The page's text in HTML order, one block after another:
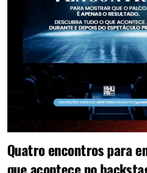
Quatro encontros para